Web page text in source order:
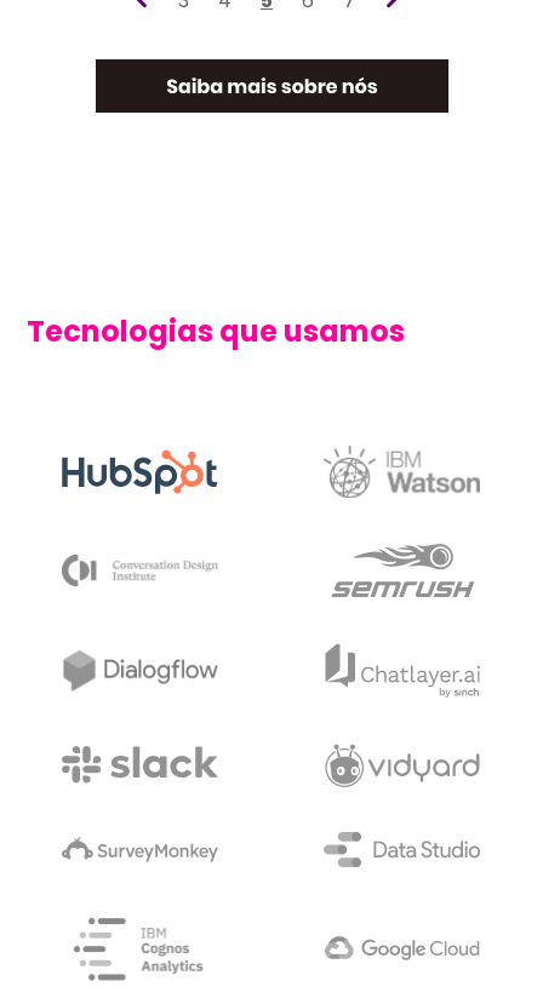
Tecnologias que usamos